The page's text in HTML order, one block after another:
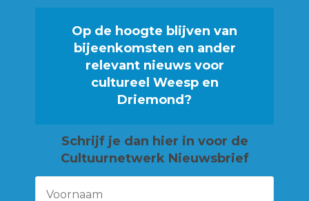
Op de hoogte blijven van
bijeenkomsten en ander
relevant nieuws voor
cultureel Weesp en
Driemond?
Schrijf je dan hier in voor de
Cultuurnetwerk Nieuwsbrief